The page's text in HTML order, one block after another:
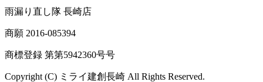
雨漏り直し隊 長崎店
商願 2016-085394
商標登録 第第5942360号号
Copyright (C) ミライ建創長崎 All Rights Reserved.